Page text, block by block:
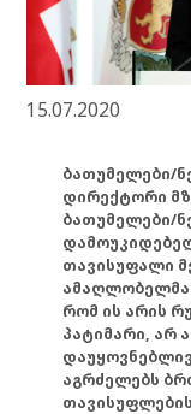
15.07.2020
ბათუმელები/
დირექტორი
ბათუმელები/
თავისუფალი
ამაღლობელმა
რომ ის არის
პატიმარი, არ
აგრძელებს